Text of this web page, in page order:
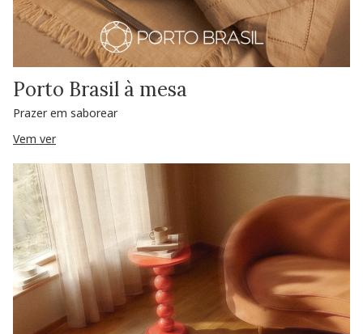
Porto Brasil à mesa
Prazer em saborear
Vem ver